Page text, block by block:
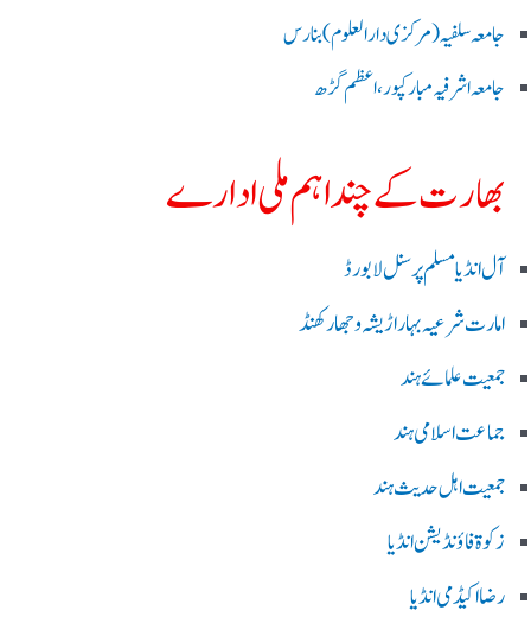
جامعہ سلفیہ(مرکزی دارالعلوم )بنارس
جامعہ اشرفیہ مبارکپور،اعظم گڑھ
بھارت کے چند اہم ملی ادارے
آل انڈیا مسلم پرسنل لا بورڈ
امارت شرعیہ بہار اڑیشہ و جھارکھنڈ
جمعیت علمائے ہند
جماعت اسلامی ہند
جمعیت اہل حدیث ہند
زکوۃ فاؤنڈیشن انڈیا
رضا اکیڈمی انڈیا